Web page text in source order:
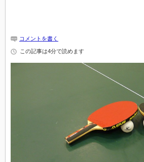
コメントを書く
この記事は4分で読めます